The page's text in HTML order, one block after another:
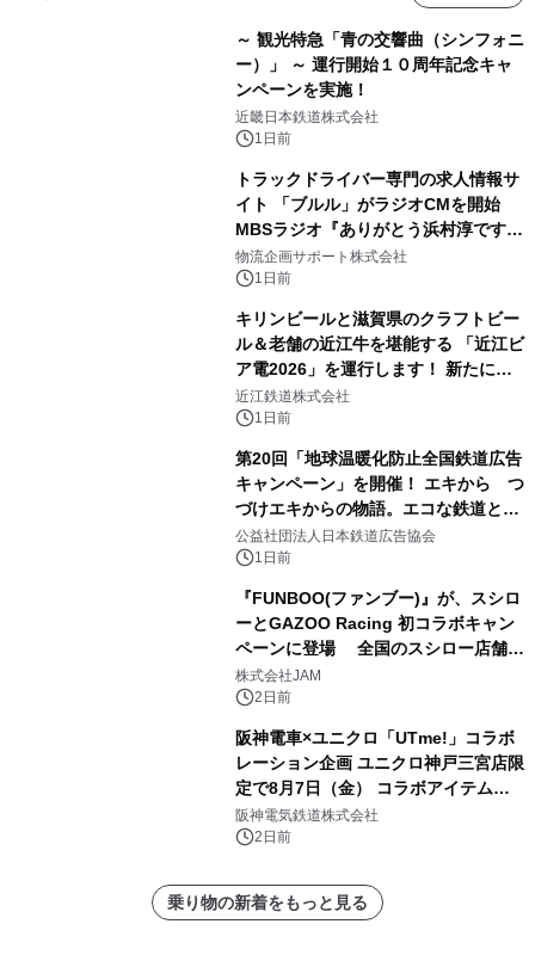
～ 観光特急「青の交響曲（シンフォニ
ー）」 ～ 運行開始１０周年記念キャ
ンペーンを実施！
近畿日本鉄道株式会社
1日前
トラックドライバー専門の求人情報サ
イト 「ブルル」がラジオCMを開始
MBSラジオ『ありがとう浜村淳です』
にて8月1日(土)より
物流企画サポート株式会社
1日前
キリンビールと滋賀県のクラフトビー
ル＆老舗の近江牛を堪能する 「近江ビ
ア電2026」を運行します！ 新たに
「長濱浪漫ビール」が参加！キリン一
番搾り飲み放題が復活！
近江鉄道株式会社
1日前
第20回「地球温暖化防止全国鉄道広告
キャンペーン」を開催！ エキから つ
づけエキからの物語。エコな鉄道とと
もに。
公益社団法人日本鉄道広告協会
1日前
『FUNBOO(ファンブー)』が、スシロ
ーとGAZOO Racing 初コラボキャン
ペーンに登場 全国のスシロー店舗で
GR 4車種の FUNBOO(ミニカー)付き
メニューが展開されます
株式会社JAM
2日前
阪神電車×ユニクロ「UTme!」コラボ
レーション企画 ユニクロ神戸三宮店限
定で8月7日（金） コラボアイテムが
発売決定！
阪神電気鉄道株式会社
2日前
乗り物の新着をもっと見る